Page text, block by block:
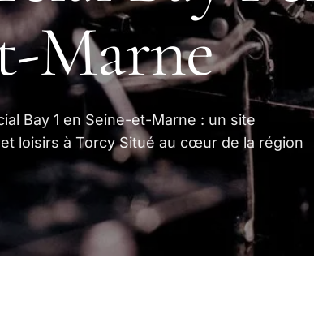
Marne
Bay 1 en Seine-et-Marne : un site
loisirs à Torcy Situé au cœur de la région